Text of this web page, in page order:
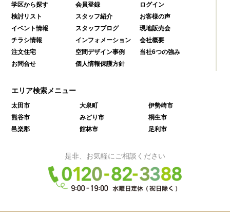
学区から探す
会員登録
ログイン
検討リスト
スタッフ紹介
お客様の声
イベント情報
スタッフブログ
現地販売会
チラシ情報
インフォメーション
会社概要
注文住宅
空間デザイン事例
当社6つの強み
お問合せ
個人情報保護方針
エリア検索メニュー
太田市 大泉町
伊勢崎市
熊谷市
みどり市
桐生市
邑楽郡
館林市 足利市
是非、お気軽にご相談ください